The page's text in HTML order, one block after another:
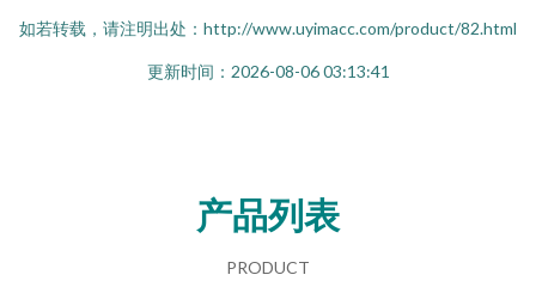
如若转载，请注明出处：http://www.uyimacc.com/product/82.html
更新时间：2026-08-06 03:13:41
产品列表
PRODUCT